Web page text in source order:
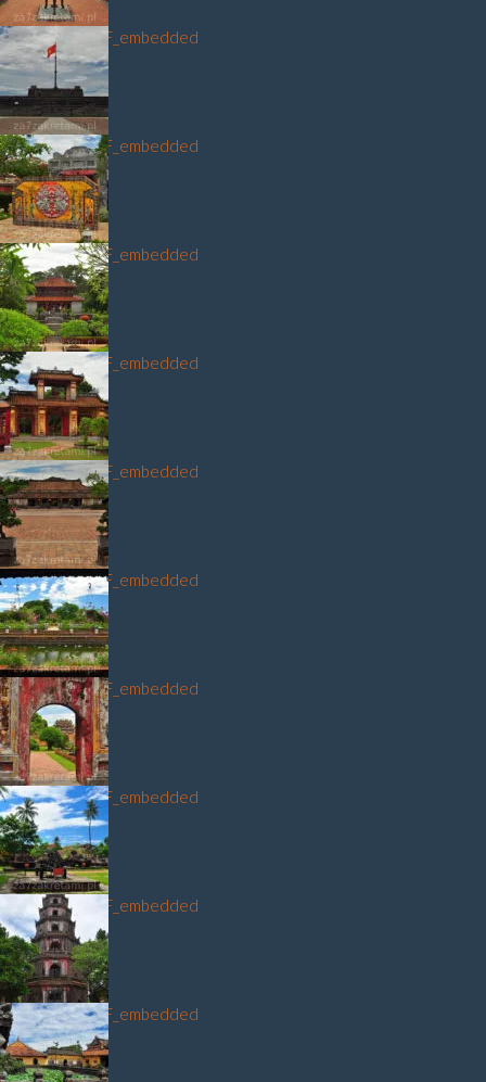
DSC_9301_NEF_embedded
DSC_9206_NEF_embedded
DSC_9342_NEF_embedded
DSC_9399_NEF_embedded
DSC_9299_NEF_embedded
DSC_9222_NEF_embedded
DSC_9347_NEF_embedded
DSC_9278_NEF_embedded
DSC_9368_NEF_embedded
DSC_9389_NEF_embedded